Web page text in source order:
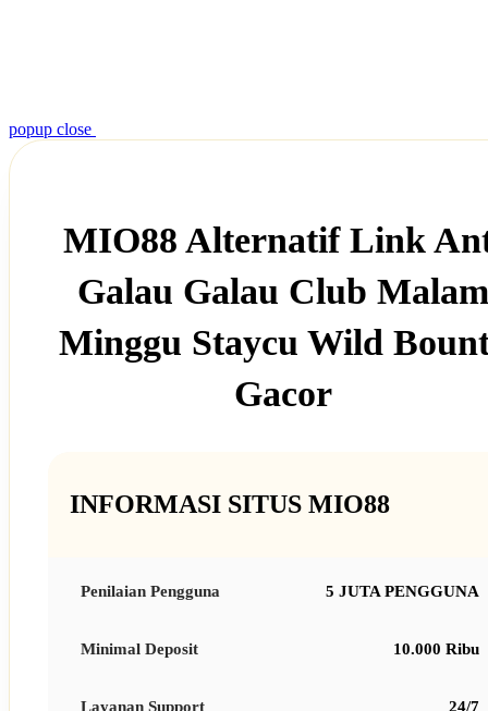
popup close
MIO88 Alternatif Link
Galau Galau Club Malam
Minggu Staycu Wild
Gacor
INFORMASI SITUS MIO88
Penilaian Pengguna 5 JUTA PENGGUNA
Minimal Deposit 10.000 Ribu
Layanan Support 24/7